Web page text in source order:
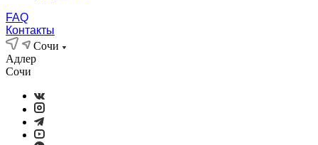
FAQ
Контакты
Сочи
Адлер
Сочи